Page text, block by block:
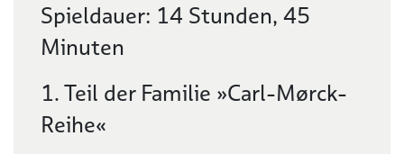
Spieldauer: 14 Stunden, 45
Minuten
1. Teil der Familie »Carl-Mørck-
Reihe«